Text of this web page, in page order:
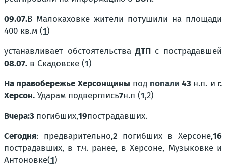
09.07.В Малокаховке жители потушили на площади
400 кв.м (1)
устанавливает обстоятельстваДТПс пострадавшей
08.07. в Скадовске (1)
На правобережье Херсонщины под попали 43 н.п. и г.
Херсон. Ударам подверглись7н.п (1,2)
Вчера:3 погибших,19пострадавших.
Сегодня: предварительно,2 погибших в Херсоне,16
пострадавших, в т.ч. ранее, в Херсоне, Музыковке и
Антоновке(1)